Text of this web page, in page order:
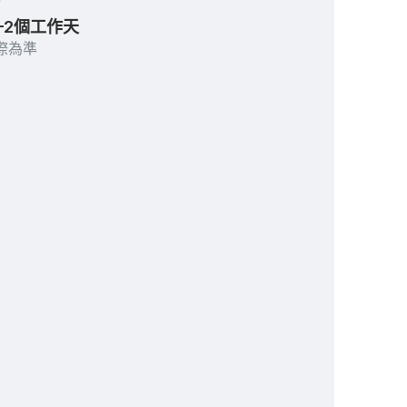
個工作天
為準